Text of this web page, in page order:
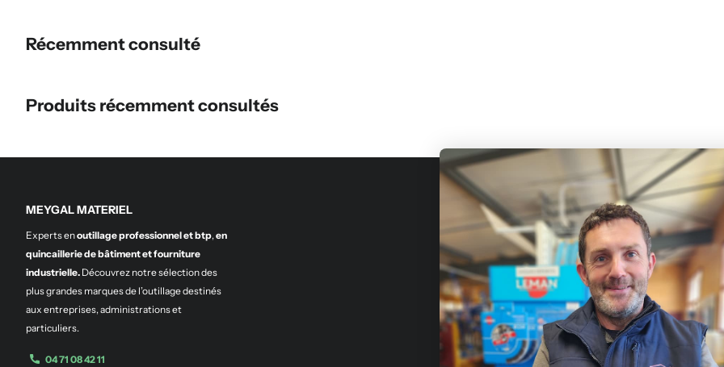
Récemment consulté
Produits récemment consultés
MEYGAL MATERIEL
Experts enoutillage professionnel et btp,en
quincaillerie de bâtiment et fourniture
industrielle. Découvrez notre sélection des
plus grandes marques de l’outillage destinés
aux entreprises, administrations et
particuliers.
04 71 08 42 11
Qui sommes-nous?
Nous contacter
Fabriquants
Demande de devis
BLOG
de
Julien-
Avis
Adresse
Rue
Saint-